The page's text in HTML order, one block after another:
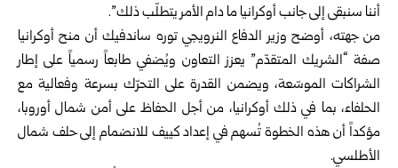
أننا سنبقى إلى جانب أوكرانيا ما دام الأمر يتطلّب ذلك”.
من جهته، أوضح وزير الدفاع النرويجي توره ساندفيك أن منح أوكرانيا
صفة “الشريك المتقدّم” يعزز التعاون ويُضفي طابعاً رسمياً على إطار
الشراكات الموسّعة، ويضمن القدرة على التحرّك بسرعة وفعالية مع
الحلفاء، بما في ذلك أوكرانيا، من أجل الحفاظ على أمن شمال أوروبا،
مؤكداً أن هذه الخطوة تُسهم في إعداد كييف للانضمام إلى حلف شمال
الأطلسي.